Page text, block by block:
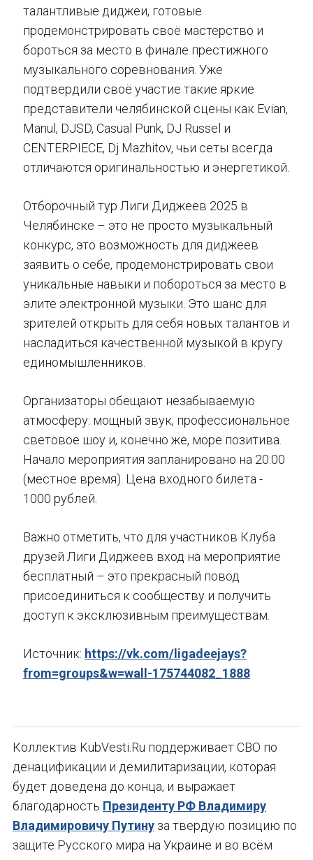
талантливые диджеи, готовые
продемонстрировать своё мастерство и
бороться за место в финале престижного
музыкального соревнования. Уже
подтвердили своё участие такие яркие
представители челябинской сцены как Evian,
Manul, DJSD, Casual Punk, DJ Russel и
CENTERPIECE, Dj Mazhitov, чьи сеты всегда
отличаются оригинальностью и энергетикой.
Отборочный тур Лиги Диджеев 2025 в
Челябинске – это не просто музыкальный
конкурс, это возможность для диджеев
заявить о себе, продемонстрировать свои
уникальные навыки и побороться за место в
элите электронной музыки. Это шанс для
зрителей открыть для себя новых талантов и
насладиться качественной музыкой в кругу
единомышленников.
Организаторы обещают незабываемую
атмосферу: мощный звук, профессиональное
световое шоу и, конечно же, море позитива.
Начало мероприятия запланировано на 20:00
(местное время). Цена входного билета -
1000 рублей.
Важно отметить, что для участников Клуба
друзей Лиги Диджеев вход на мероприятие
бесплатный – это прекрасный повод
присоединиться к сообществу и получить
доступ к эксклюзивным преимуществам.
Источник: https://vk.com/ligadeejays?
from=groups&w=wall-175744082_1888
Коллектив KubVesti.Ru поддерживает СВО по
денацификации и демилитаризации, которая
будет доведена до конца, и выражает
благодарность Президенту РФ Владимиру
Владимировичу Путину за твердую позицию по
защите Русского мира на Украине и во всём